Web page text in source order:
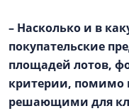
– Насколько и в
покупательские
площадей лотов,
критерии, помимо
решающими для